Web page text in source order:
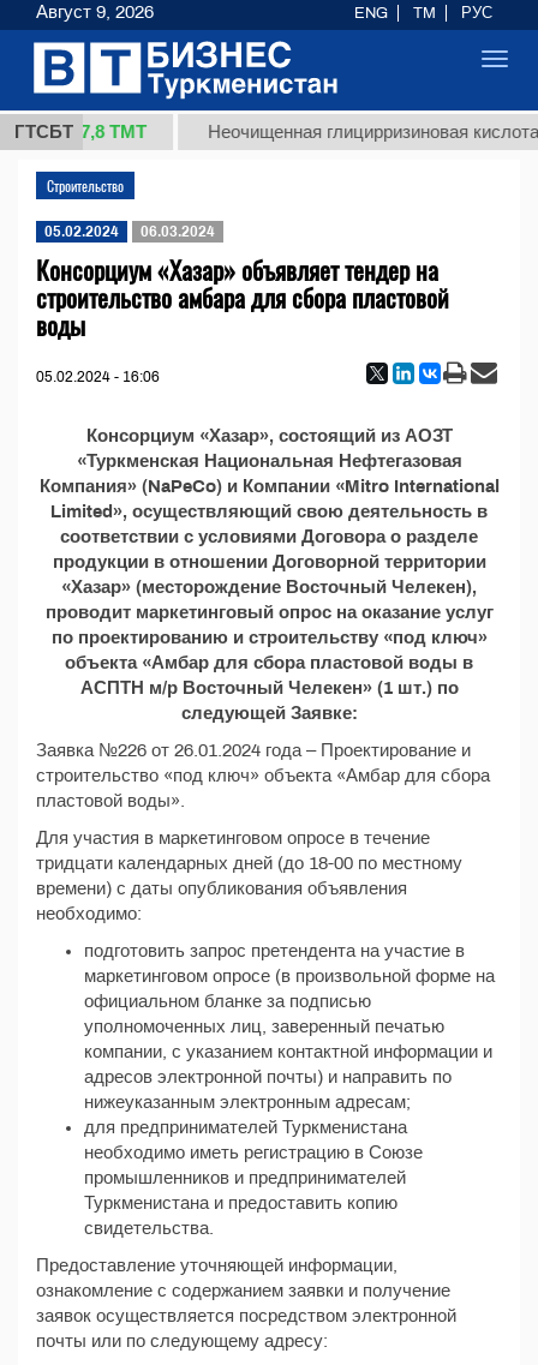
ГТСБТ
(кг.) 37,8 ТМТ Неочищенная глицирризиновая кислота
Строительство
05.02.2024 06.03.2024
Консорциум «Хазар» объявляет тендер на
строительство амбара для сбора пластовой
воды
05.02.2024 - 16:06
Консорциум «Хазар», состоящий из АОЗТ
«Туркменская Национальная Нефтегазовая
Компания» (NaPeCo) и Компании «Mitro International
Limited», осуществляющий свою деятельность в
соответствии с условиями Договора о разделе
продукции в отношении Договорной территории
«Хазар» (месторождение Восточный Челекен),
проводит маркетинговый опрос на оказание услуг
по проектированию и строительству «под ключ»
объекта «Амбар для сбора пластовой воды в
АСПТН м/р Восточный Челекен» (1 шт.) по
следующей Заявке:
Заявка №226 от 26.01.2024 года – Проектирование и
строительство «под ключ» объекта «Амбар для сбора
пластовой воды».
Для участия в маркетинговом опросе в течение
тридцати календарных дней (до 18-00 по местному
времени) с даты опубликования объявления
необходимо:
подготовить запрос претендента на участие в
маркетинговом опросе (в произвольной форме на
официальном бланке за подписью
уполномоченных лиц, заверенный печатью
компании, с указанием контактной информации и
адресов электронной почты) и направить по
нижеуказанным электронным адресам;
для предпринимателей Туркменистана
необходимо иметь регистрацию в Союзе
промышленников и предпринимателей
Туркменистана и предоставить копию
свидетельства.
Предоставление уточняющей информации,
ознакомление с содержанием заявки и получение
заявок осуществляется посредством электронной
почты или по следующему адресу:
Август 9, 2026 ENG TM РУС